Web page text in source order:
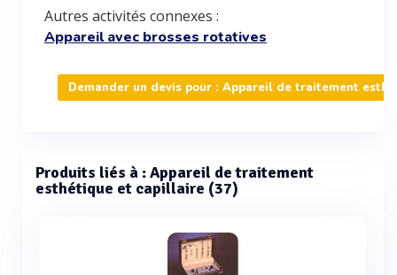
Autres activités connexes :
Appareil avec brosses rotatives
Demander un devis pour : Appareil de traitement
Produits liés à : Appareil de traitement
esthétique et capillaire (37)